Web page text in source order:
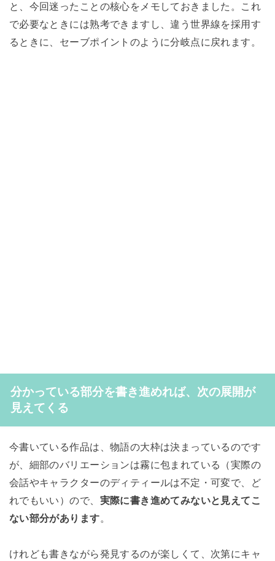
と、今回迷ったことの核心をメモしておきました。これ
で必要なときには熟考できますし、違う世界線を採用す
るときに、セーブポイントのように分岐点に戻れます。
分かっている部分を書き進めれば、次の展開が
見えてくる
今書いている作品は、物語の大枠は決まっているのです
が、細部のバリエーションは霧に包まれている（実際の
会話やキャラクターのディティールは不定・可変で、ど
れでもいい）ので、 実際に書き進めてみないと見えてこ
ない部分があります。
けれども書きながら発見するのが楽しくて、次第にキャ